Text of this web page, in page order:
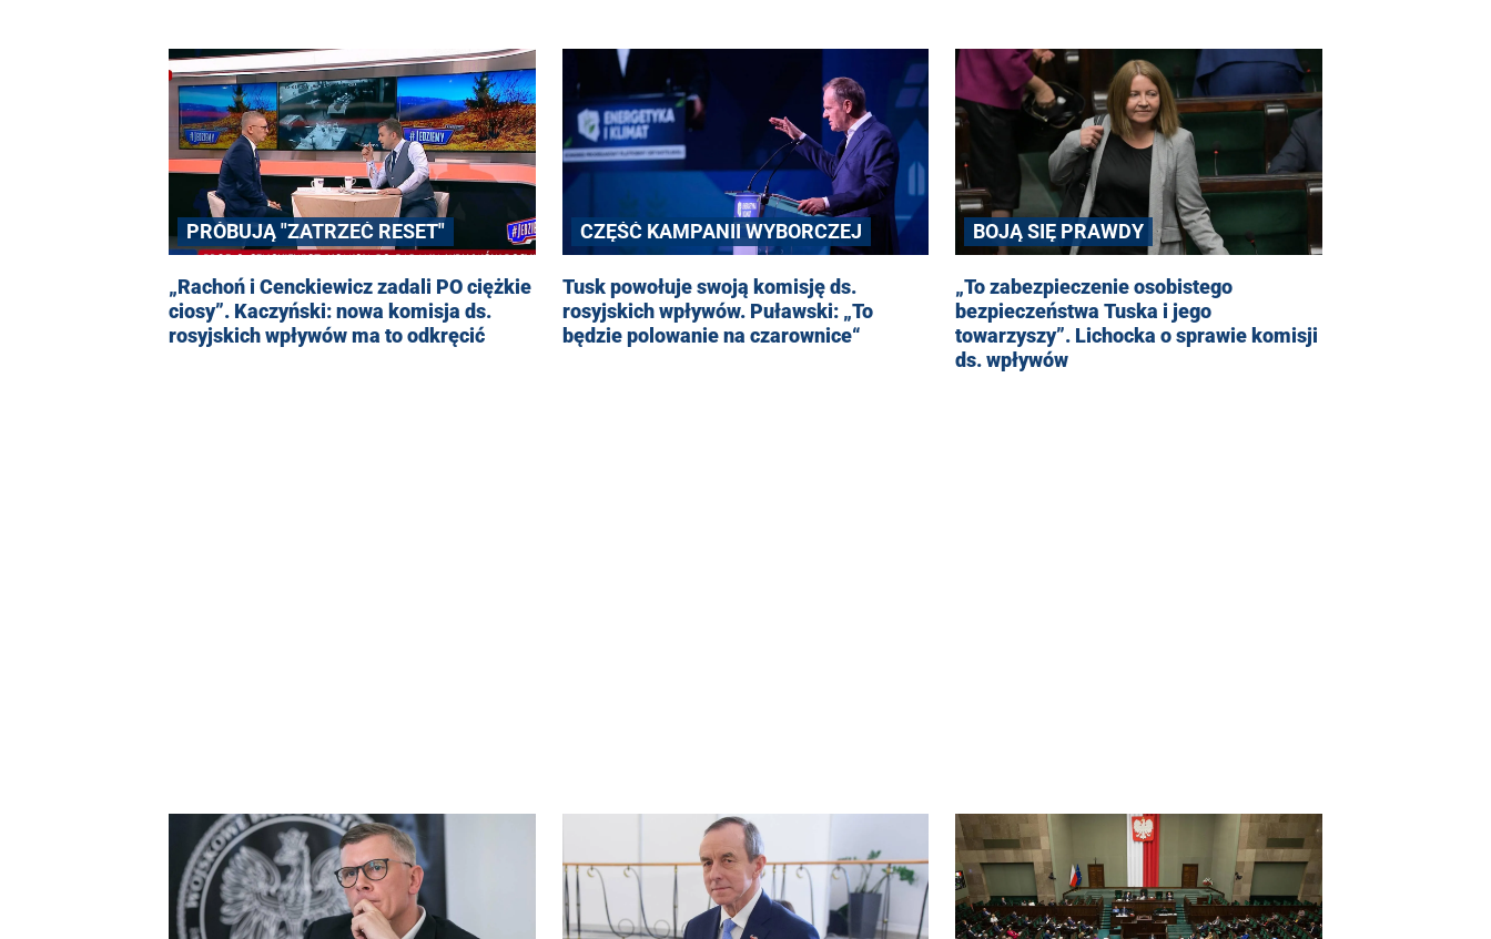
Stróżyka.
PRÓBUJĄ "ZATRZEĆ RESET"
„Rachoń i Cenckiewicz zadali PO ciężkie
ciosy”. Kaczyński: nowa komisja ds.
rosyjskich wpływów ma to odkręcić
CZĘŚĆ KAMPANII WYBORCZEJ
Tusk powołuje swoją komisję ds.
rosyjskich wpływów. Puławski: „To
będzie polowanie na czarownice“
BOJĄ SIĘ PRAWDY
„To zabezpieczenie osobistego
bezpieczeństwa Tuska i jego
towarzyszy”. Lichocka o sprawie komisji
ds. wpływów